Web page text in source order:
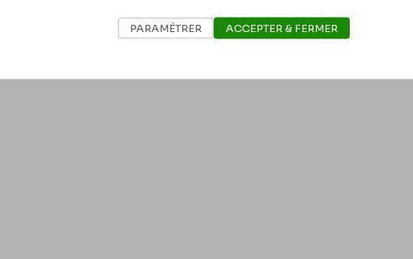
PARAMÉTRER ACCEPTER & FERMER